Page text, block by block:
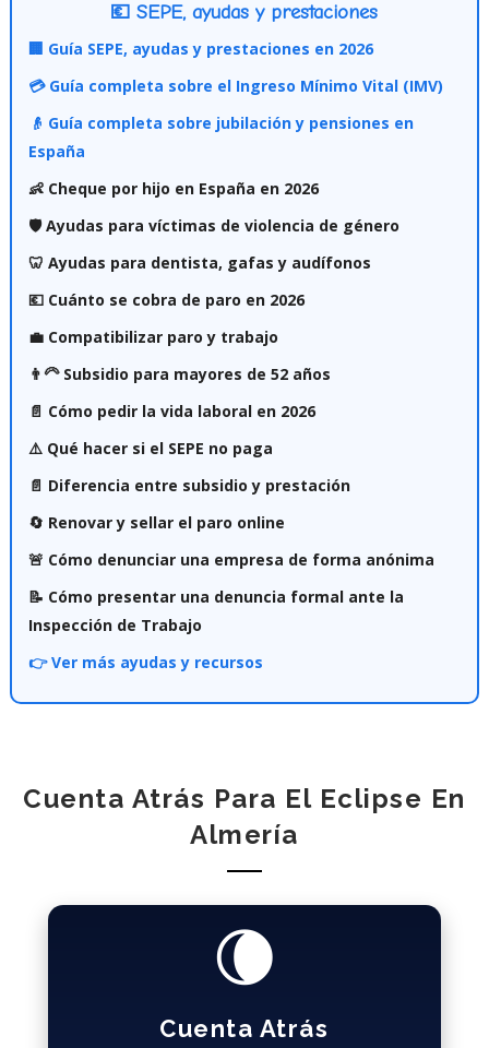
💶 SEPE, ayudas y prestaciones
🏢 Guía SEPE, ayudas y prestaciones en 2026
💳 Guía completa sobre el Ingreso Mínimo Vital (IMV)
👴 Guía completa sobre jubilación y pensiones en
España
👶 Cheque por hijo en España en 2026
🛡️ Ayudas para víctimas de violencia de género
🦷 Ayudas para dentista, gafas y audífonos
💶 Cuánto se cobra de paro en 2026
💼 Compatibilizar paro y trabajo
👨‍🦳 Subsidio para mayores de 52 años
📄 Cómo pedir la vida laboral en 2026
⚠️ Qué hacer si el SEPE no paga
📄 Diferencia entre subsidio y prestación
🔄 Renovar y sellar el paro online
🚨 Cómo denunciar una empresa de forma anónima
📝 Cómo presentar una denuncia formal ante la
Inspección de Trabajo
👉 Ver más ayudas y recursos
Cuenta Atrás Para El Eclipse En
Almería
🌘
Cuenta Atrás